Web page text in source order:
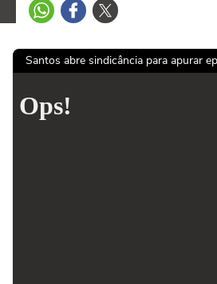
Santos abre sindicância para apurar